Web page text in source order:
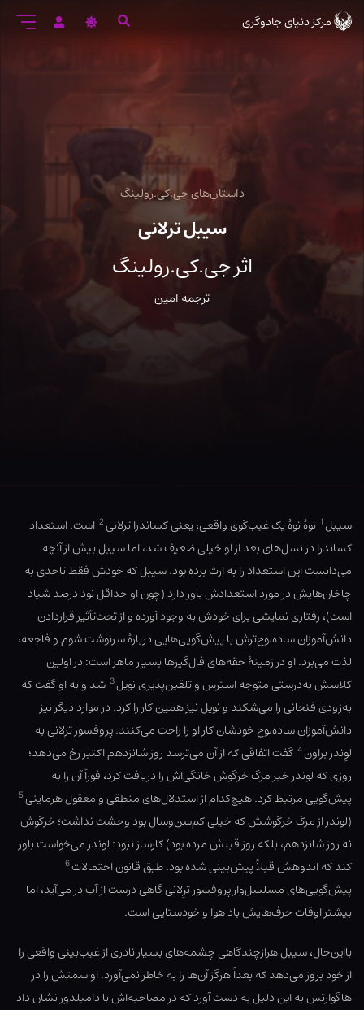
ورود
مرکز دنیای جادوگری
داستان‌های جی.کی.رولینگ
سیبل ترلانی
اثر جی.کی.رولینگ
ترجمه امین
سیبل1 نوهٔ نوهٔ یک غیب‌گوی واقعی، یعنی کساندرا ترِلانی2 است. استعداد
کساندرا در نسل‌های بعد از او خیلی ضعیف شد، اما سیبل بیش از آنچه
می‌دانست این استعداد را به ارث برده بود. سیبل که خودش فقط تاحدی به
چاخان‌هایش در مورد استعدادش باور دارد (چون او حداقل نود درصد شیاد
است)، رفتاری نمایشی برای خودش به وجود آورده و از تحت‌تأثیر قراردادن
دانش‌آموزان ساده‌لوح‌ترش با پیش‌گویی‌هایی دربارهٔ سرنوشت شوم و فاجعه،
لذت می‌برد. او در زمینهٔ حقه‌های فال‌گیرها بسیار ماهر است: در اولین
کلاسش به‌درستی متوجه استرس و تلقین‌پذیری نویل3 شد و به او گفت که
به‌زودی فنجانی را می‌شکند و نویل نیز همین کار را کرد. در موارد دیگر نیز
دانش‌آموزانِ ساده‌لوح خودشان کار او را راحت می‌کنند. پروفسور ترِلانی به
لَوِندر براون4 گفت اتفاقی که از آن می‌ترسد روز شانزدهم اکتبر رخ می‌دهد؛
روزی که لوندر خبر مرگ خرگوش خانگی‌اش را دریافت کرد، فوراً آن را به
پیش‌گویی مرتبط کرد. هیچ‌کدام از استدلال‌های منطقی و معقول هرماینی5
(لوندر از مرگ خرگوشش که خیلی کم‌سن‌وسال بود وحشت نداشت؛ خرگوش
نه روز شانزدهم، بلکه روز قبلش مرده بود) کارساز نبود: لوندر می‌خواست باور
کند که اندوهش قبلاً پیش‌بینی شده بود. طبق قانون احتمالات6
پیش‌گویی‌های مسلسل‌وار پروفسور ترِلانی گاهی درست از آب در می‌آید، اما
بیشتر اوقات حرف‌هایش باد هوا و خودستایی است.
بااین‌حال، سیبل هرازچندگاهی چشمه‌های بسیار نادری از غیب‌بینی واقعی را
از خود بروز می‌دهد که بعداً هرگز آن‌ها را به خاطر نمی‌آورد. او سمتش را در
هاگوارتس به این دلیل به دست آورد که در مصاحبه‌اش با دامبلدور نشان داد